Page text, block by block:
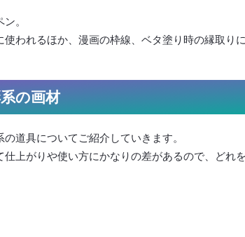
。
われるほか、漫画の枠線、ベタ塗り時の縁取り
の画材
の道具についてご紹介していきます。
上がりや使い方にかなりの差があるので、どれ